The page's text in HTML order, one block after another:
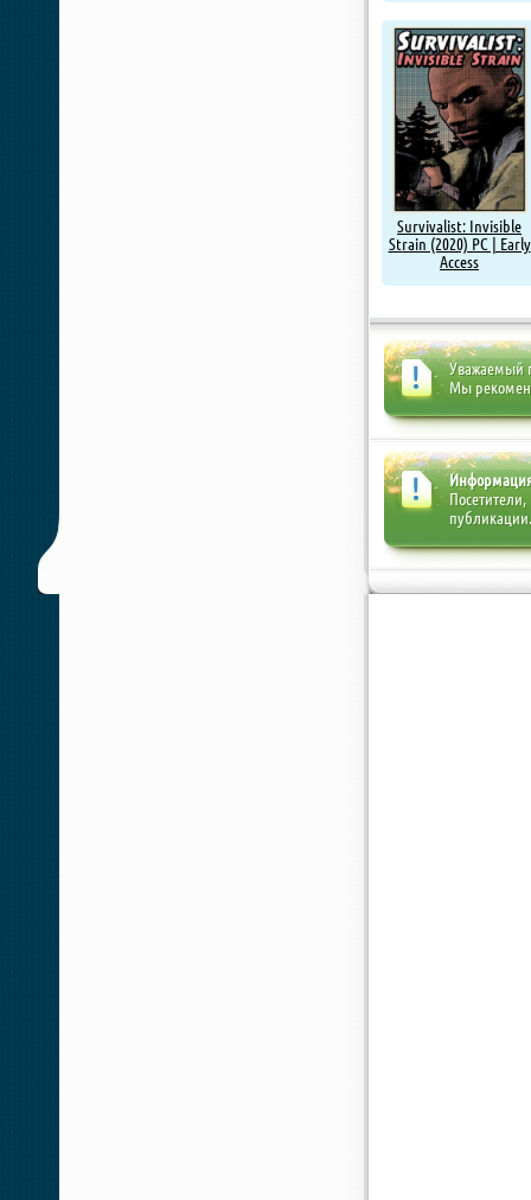
Survivalist: Invisible
Strain (2020) PC | Early
Access
Уважаемый
Мы
публикации.